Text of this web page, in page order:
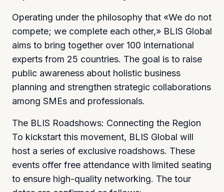
Operating under the philosophy that «We do not
compete; we complete each other,» BLIS Global
aims to bring together over 100 international
experts from 25 countries. The goal is to raise
public awareness about holistic business
planning and strengthen strategic collaborations
among SMEs and professionals.
The BLIS Roadshows: Connecting the Region
To kickstart this movement, BLIS Global will
host a series of exclusive roadshows. These
events offer free attendance with limited seating
to ensure high-quality networking. The tour